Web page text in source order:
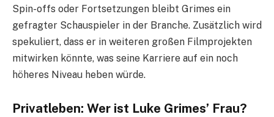
Spin-offs oder Fortsetzungen bleibt Grimes ein
gefragter Schauspieler in der Branche. Zusätzlich wird
spekuliert, dass er in weiteren großen Filmprojekten
mitwirken könnte, was seine Karriere auf ein noch
höheres Niveau heben würde.
Privatleben: Wer ist Luke Grimes’ Frau?